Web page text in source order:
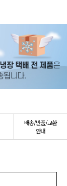
배송/반품/교환
안내